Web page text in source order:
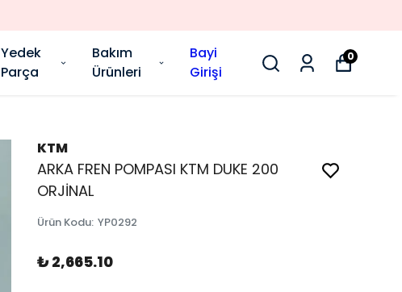
Yedek
Parça
Bakım
Ürünleri
Bayi
Girişi
0
KTM
ARKA FREN POMPASI KTM DUKE 200
ORJİNAL
Ürün Kodu: YP0292
₺ 2,665.10